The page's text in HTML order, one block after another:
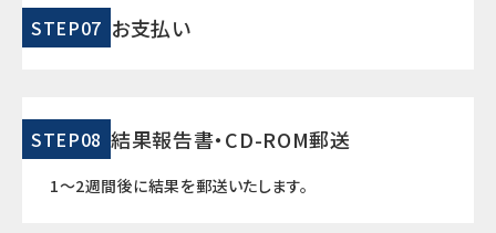
STEP07 お支払い
STEP08 結果報告書・CD-ROM郵送
1～2週間後に結果を郵送いたします。